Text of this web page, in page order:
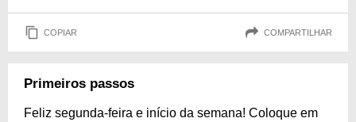
COPIAR COMPARTILHAR
Primeiros passos
Feliz segunda-feira e início da semana! Coloque em